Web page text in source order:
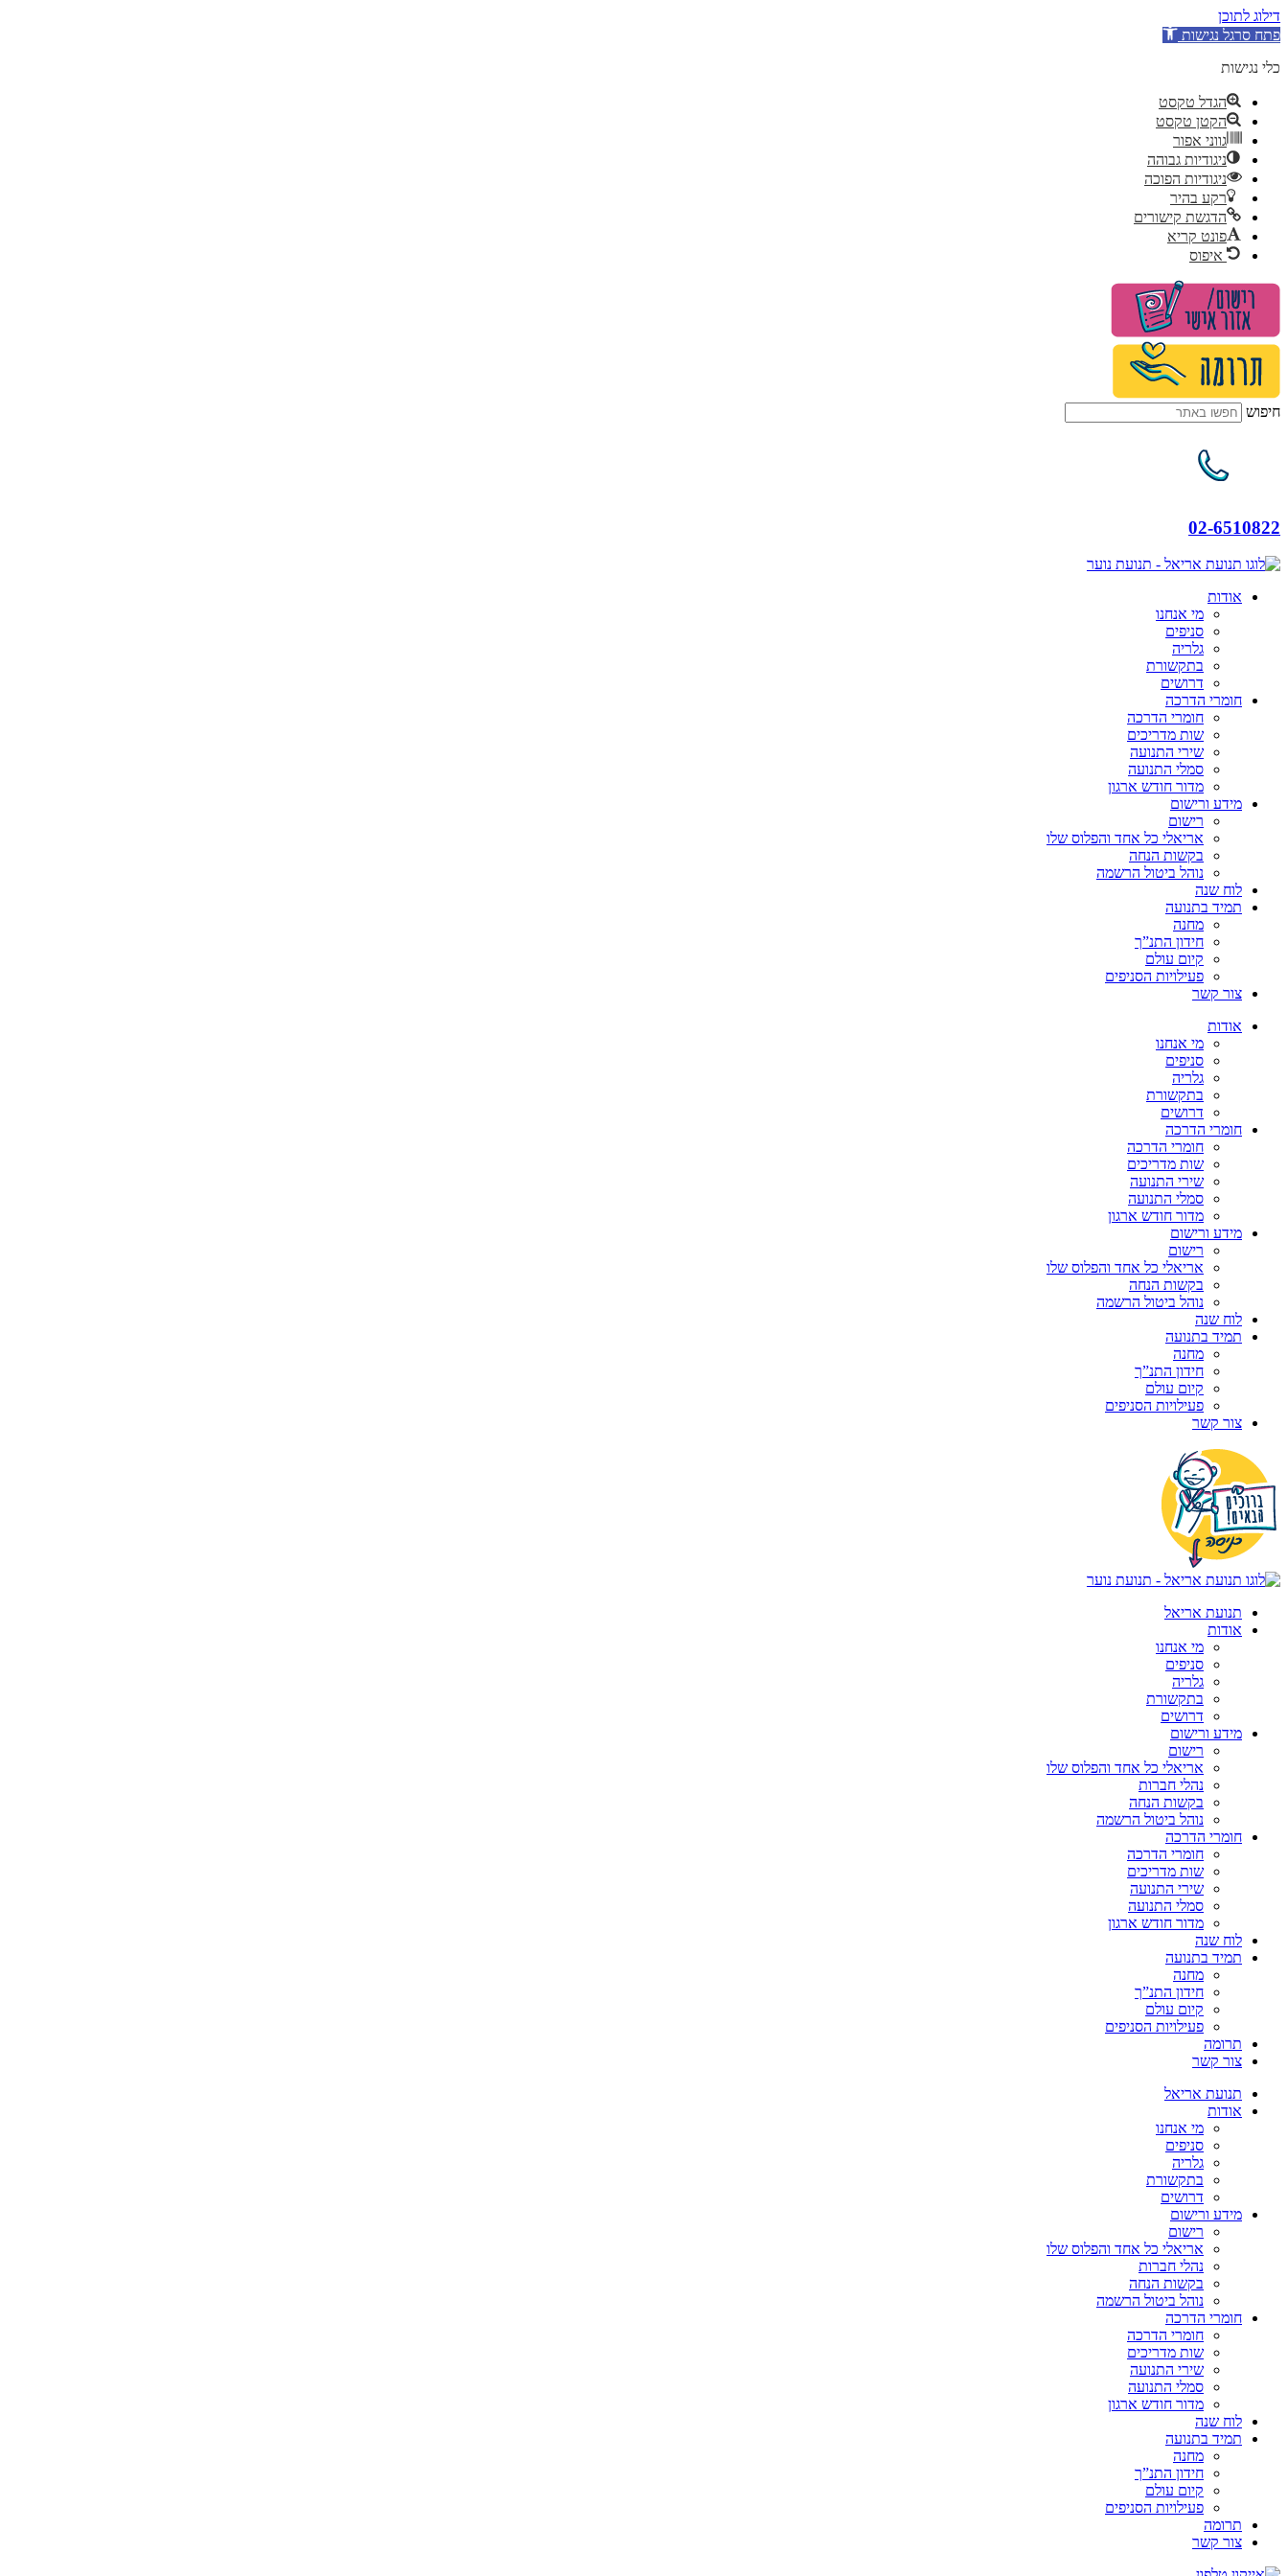
דילוג לתוכן
פתח סרגל נגישות
כלי נגישות
הגדל טקסט
הקטן טקסט
גווני אפור
ניגודיות גבוהה
ניגודיות הפוכה
רקע בהיר
הדגשת קישורים
פונט קריא
איפוס
דלג
לתוכן
חיפוש
02-6510822
אודות
מי אנחנו
סניפים
גלריה
בתקשורת
דרושים
חומרי הדרכה
חומרי הדרכה
שות מדריכים
שירי התנועה
סמלי התנועה
מדור חודש ארגון
מידע ורישום
רישום
אריאלי כל אחד והפלוס שלו
בקשות הנחה
נוהל ביטול הרשמה
לוח שנה
תמיד בתנועה
מחנה
חידון התנ”ך
קיום עולם
פעילויות הסניפים
צור קשר
אודות
מי אנחנו
סניפים
גלריה
בתקשורת
דרושים
חומרי הדרכה
חומרי הדרכה
שות מדריכים
שירי התנועה
סמלי התנועה
מדור חודש ארגון
מידע ורישום
רישום
אריאלי כל אחד והפלוס שלו
בקשות הנחה
נוהל ביטול הרשמה
לוח שנה
תמיד בתנועה
מחנה
חידון התנ”ך
קיום עולם
פעילויות הסניפים
צור קשר
תנועת אריאל
אודות
מי אנחנו
סניפים
גלריה
בתקשורת
דרושים
מידע ורישום
רישום
אריאלי כל אחד והפלוס שלו
נהלי חברות
בקשות הנחה
נוהל ביטול הרשמה
חומרי הדרכה
חומרי הדרכה
שות מדריכים
שירי התנועה
סמלי התנועה
מדור חודש ארגון
לוח שנה
תמיד בתנועה
מחנה
חידון התנ”ך
קיום עולם
פעילויות הסניפים
תרומה
צור קשר
תנועת אריאל
אודות
מי אנחנו
סניפים
גלריה
בתקשורת
דרושים
מידע ורישום
רישום
אריאלי כל אחד והפלוס שלו
נהלי חברות
בקשות הנחה
נוהל ביטול הרשמה
חומרי הדרכה
חומרי הדרכה
שות מדריכים
שירי התנועה
סמלי התנועה
מדור חודש ארגון
לוח שנה
תמיד בתנועה
מחנה
חידון התנ”ך
קיום עולם
פעילויות הסניפים
תרומה
צור קשר